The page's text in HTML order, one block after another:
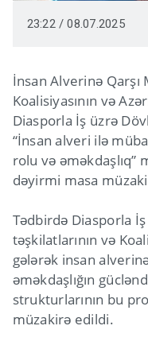
23:22 / 08.07.2025
İnsan Alverinə Qarşı
Koalisiyasının və
Diasporla İş üzrə
“İnsan alveri ilə
rolu və
dəyirmi masa
Tədbirdə Diasporla
təşkilatlarının və
gələrək insan
əməkdaşlığın
strukturlarının bu
müzakirə edildi.